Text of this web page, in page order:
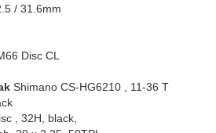
/ 31.6mm
Disc CL
Shimano CS-HG6210 , 11-36 T
, 32H, black,